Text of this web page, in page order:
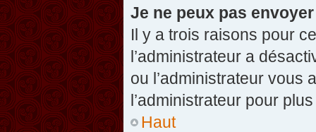
Je ne peux pas
Il y a trois raisons pour
l’administrateur a
ou l’administrateur vous
l’administrateur pour
Haut